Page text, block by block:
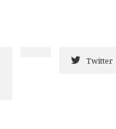
Twitter